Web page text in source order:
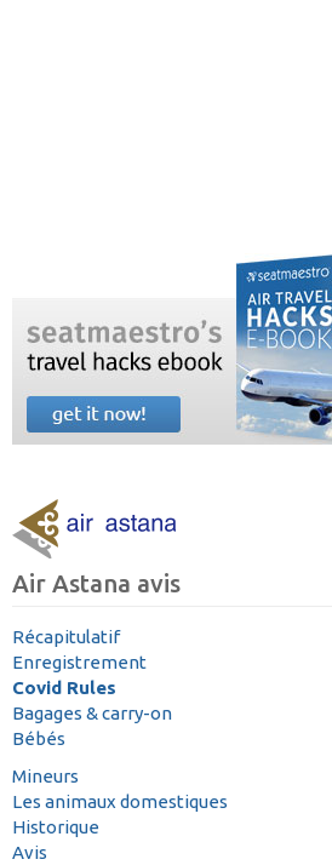
Air Astana avis
Récapitulatif
Enregistrement
Covid Rules
Bagages & carry-on
Bébés
Mineurs
Les animaux domestiques
Historique
Avis